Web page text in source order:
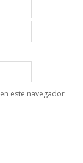
este navegador